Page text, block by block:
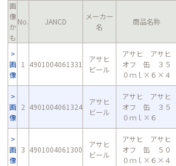
画
像
か
も
No. JANCD
メーカー
名
商品名称
画
像
1 4901004061331
アサヒ
ビール
アサヒ アサヒ
オフ 缶 ３５
０ｍｌ×６×４
画
像
2 4901004061324
アサヒ
ビール
アサヒ アサヒ
オフ 缶 ３５
０ｍｌ×６
画
像
3 4901004061300
アサヒ
ビール
アサヒ アサヒ
オフ 缶 ５０
０ｍｌ×６×４